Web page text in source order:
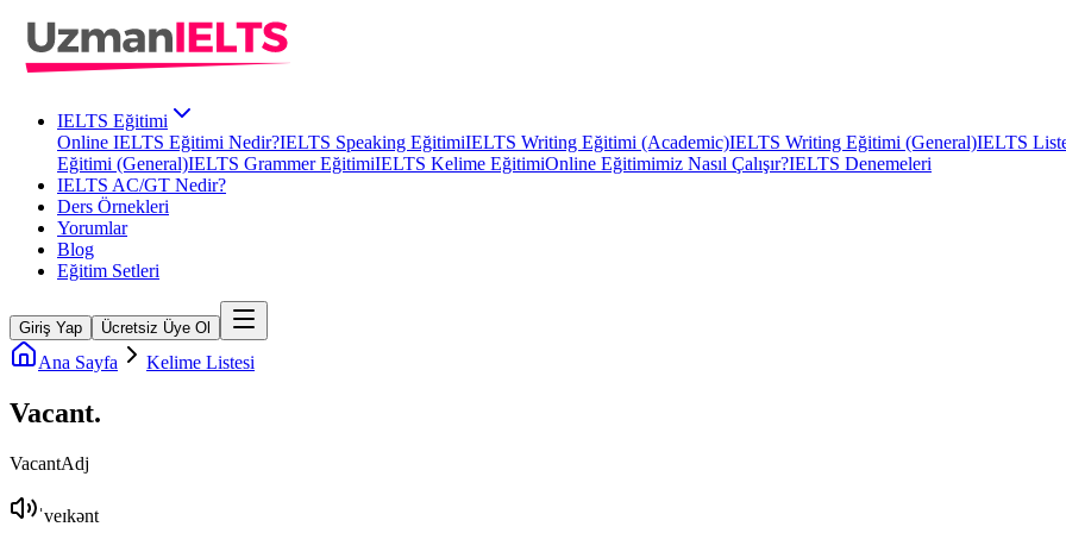
IELTS Eğitimi
Online IELTS Eğitimi Nedir?IELTS Speaking EğitimiIELTS Writing Eğitimi (Academic)IELTS Writing Eğitimi (General)IELTS
Eğitimi (General)IELTS Grammer EğitimiIELTS Kelime EğitimiOnline Eğitimimiz Nasıl Çalışır?IELTS Denemeleri
IELTS AC/GT Nedir?
Ders Örnekleri
Yorumlar
Blog
Eğitim Setleri
Giriş Yap Ücretsiz Üye Ol
Ana Sayfa Kelime Listesi
Vacant.
VacantAdj
ˈveɪkənt